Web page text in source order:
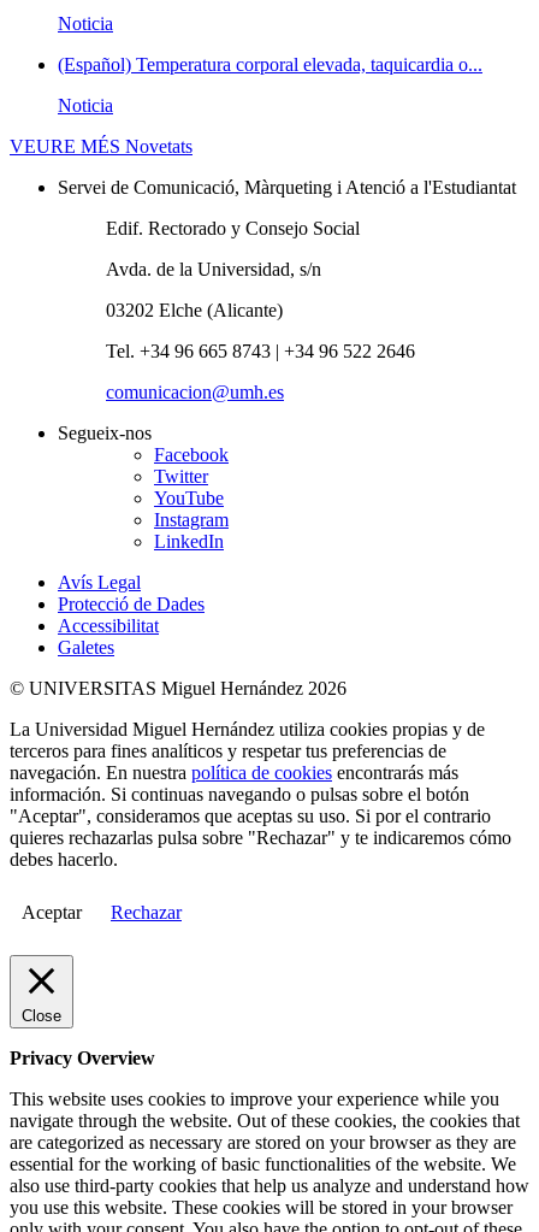
Noticia
(Español) Temperatura corporal elevada, taquicardia o...
Noticia
VEURE MÉS Novetats
Servei de Comunicació, Màrqueting i Atenció a l'Estudiantat
Edif. Rectorado y Consejo Social
Avda. de la Universidad, s/n
03202 Elche (Alicante)
Tel. +34 96 665 8743 | +34 96 522 2646
comunicacion@umh.es
Segueix-nos
Facebook
Twitter
YouTube
Instagram
LinkedIn
Avís Legal
Protecció de Dades
Accessibilitat
Galetes
© UNIVERSITAS Miguel Hernández 2026
La Universidad Miguel Hernández utiliza cookies propias y de
terceros para fines analíticos y respetar tus preferencias de
navegación. En nuestra política de cookies encontrarás más
información. Si continuas navegando o pulsas sobre el botón
"Aceptar", consideramos que aceptas su uso. Si por el contrario
quieres rechazarlas pulsa sobre "Rechazar" y te indicaremos cómo
debes hacerlo.
Aceptar Rechazar
Close
Privacy Overview
This website uses cookies to improve your experience while you
navigate through the website. Out of these cookies, the cookies that
are categorized as necessary are stored on your browser as they are
essential for the working of basic functionalities of the website. We
also use third-party cookies that help us analyze and understand how
you use this website. These cookies will be stored in your browser